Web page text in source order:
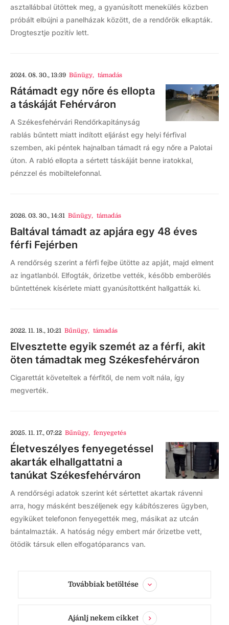
asztallábbal ütöttek meg, a gyanúsított menekülés közben
próbált elbújni a panelházak között, de a rendőrök elkapták.
Drogtesztje pozitív lett.
2024. 08. 30., 13:39 Bűnügy, támadás
Rátámadt egy nőre és ellopta
a táskáját Fehérváron
A Székesfehérvári Rendőrkapitányság
rablás bűntett miatt indított eljárást egy helyi férfival
szemben, aki péntek hajnalban támadt rá egy nőre a Palotai
úton. A rabló ellopta a sértett táskáját benne iratokkal,
pénzzel és mobiltelefonnal.
2026. 03. 30., 14:31 Bűnügy, támadás
Baltával támadt az apjára egy 48 éves
férfi Fejérben
A rendőrség szerint a férfi fejbe ütötte az apját, majd elment
az ingatlanból. Elfogták, őrizetbe vették, később emberölés
bűntettének kísérlete miatt gyanúsítottként hallgatták ki.
2022. 11. 18., 10:21 Bűnügy, támadás
Elvesztette egyik szemét az a férfi, akit
öten támadtak meg Székesfehérváron
Cigarettát követeltek a férfitől, de nem volt nála, így
megverték.
2025. 11. 17., 07:22 Bűnügy, fenyegetés
Életveszélyes fenyegetéssel
akarták elhallgattatni a
tanúkat Székesfehérváron
A rendőrségi adatok szerint két sértettet akartak rávenni
arra, hogy másként beszéljenek egy kábítószeres ügyben,
egyiküket telefonon fenyegették meg, másikat az utcán
bántalmazták. A hatóság négy embert már őrizetbe vett,
ötödik társuk ellen elfogatóparancs van.
Továbbiak betöltése
Ajánlj nekem cikket